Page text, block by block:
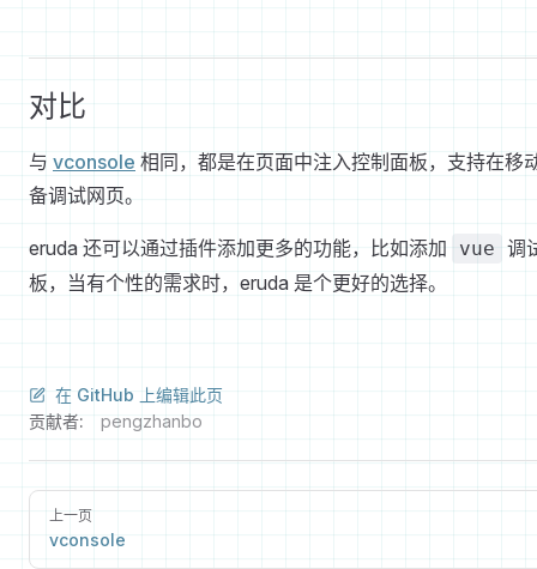
对比
与 vconsole 相同，都是在页面中注入控制面板，支持在移
备调试网页。
eruda 还可以通过插件添加更多的功能，比如添加 vue 调
板，当有个性的需求时，eruda 是个更好的选择。
在 GitHub 上编辑此页
贡献者:
pengzhanbo
上一页
vconsole